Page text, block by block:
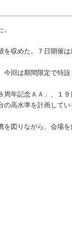
収めた。７日開催
回は期間限定で特設
年記念ＡＡ」、１９
高水準を計画してい
図りながら、会場を